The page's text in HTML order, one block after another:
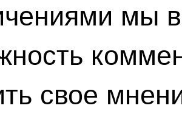
мы
свое